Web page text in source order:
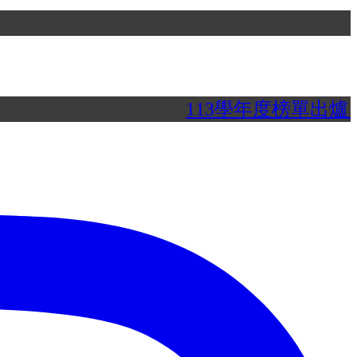
113學年度榜單出爐